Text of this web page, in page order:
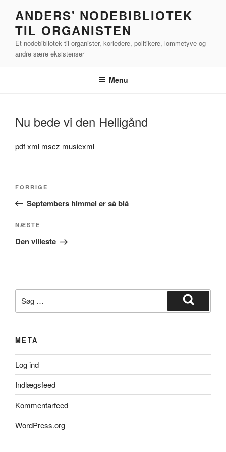
indhold
ANDERS' NODEBIBLIOTEK
TIL ORGANISTEN
Et nodebibliotek til organister, korledere, politikere, lommetyve og
andre sære eksistenser
Menu
Nu bede vi den Helligånd
pdfxml mscz musicxml
Forrige
indlæg
FORRIGE
Septembers himmel er så blå
Næste
indlæg
NÆSTE
Den villeste
efter:
Søg
META
Log ind
Indlægsfeed
Kommentarfeed
WordPress.org